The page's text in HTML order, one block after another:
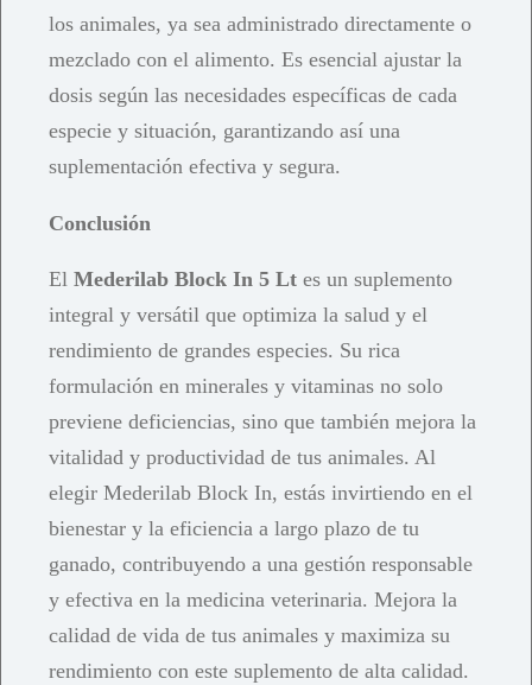
los animales, ya sea administrado directamente o
mezclado con el alimento. Es esencial ajustar la
dosis según las necesidades específicas de cada
especie y situación, garantizando así una
suplementación efectiva y segura.
Conclusión
El Mederilab Block In 5 Lt es un suplemento
integral y versátil que optimiza la salud y el
rendimiento de grandes especies. Su rica
formulación en minerales y vitaminas no solo
previene deficiencias, sino que también mejora la
vitalidad y productividad de tus animales. Al
elegir Mederilab Block In, estás invirtiendo en el
bienestar y la eficiencia a largo plazo de tu
ganado, contribuyendo a una gestión responsable
y efectiva en la medicina veterinaria. Mejora la
calidad de vida de tus animales y maximiza su
rendimiento con este suplemento de alta calidad.